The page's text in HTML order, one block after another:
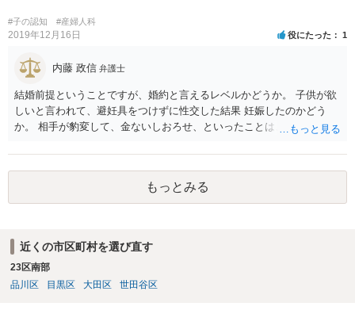
#子の認知 #産婦人科
2019年12月16日 役にたった 1
内藤 政信 弁護士
結婚前提ということですが、婚約と言えるレベルかどうか。 子供が欲
しいと言われて、避妊具をつけずに性交した結果 妊娠したのかどう
か。 相手が豹変して、金ないしおろせ、といったことは、不法 行為に
よるも のかどうか、説明付きの診断書が欲しいですね。 慰謝料請求
は、可能でしょう。
もっとみる
近くの市区町村を選び直す
23区南部
品川区
目黒区 大田区 世田谷区